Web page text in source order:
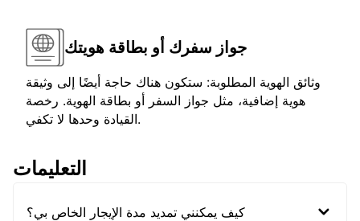
جواز سفرك أو بطاقة هويتك
وثائق الهوية المطلوبة: ستكون هناك حاجة أيضًا إلى وثيقة
هوية إضافية، مثل جواز السفر أو بطاقة الهوية. رخصة
القيادة وحدها لا تكفي.
التعليمات
كيف يمكنني تمديد مدة الإيجار الخاص بي؟